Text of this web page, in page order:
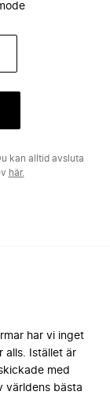
kan alltid avsluta
här.
har vi inget
alls. Istället är
med
världens bästa